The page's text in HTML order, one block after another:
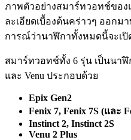
ภาพตัวอย่างสมาร์ทวอทช์ของ
ละเอียดเบื้องต้นคร่าวๆ ออกม
การณ์ว่านาฬิกาทั้งหมดนี้จะเปิ
สมาร์ทวอทช์ทั้ง 6 รุ่น เป็นนาฬิ
และ Venu ประกอบด้วย
Epix Gen2
Fenix 7, Fenix 7S (และ
Instinct 2, Instinct 2S
Venu 2 Plus